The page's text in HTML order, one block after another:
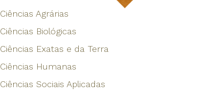
Ciências Agrárias
Ciências Biológicas
Ciências Exatas e da Terra
Ciências Humanas
Ciências Sociais Aplicadas